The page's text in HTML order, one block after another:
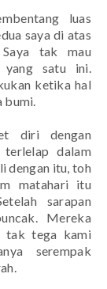
luas
saya di atas
tak mau
yang satu ini.
ketika hal
bumi.
diri dengan
terlelap dalam
dengan itu,toh
matahari itu
sarapan
Mereka
tak tega kami
serempak